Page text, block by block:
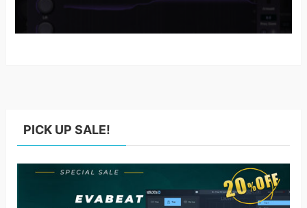
PICK UP SALE!